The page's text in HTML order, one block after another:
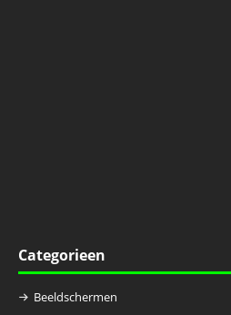
Categorieen
Beeldschermen